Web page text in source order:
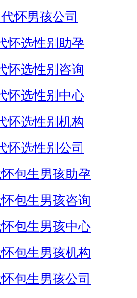
怀男孩公司
怀选性别助孕
怀选性别咨询
怀选性别中心
怀选性别机构
怀选性别公司
包生男孩助孕
包生男孩咨询
包生男孩中心
包生男孩机构
包生男孩公司